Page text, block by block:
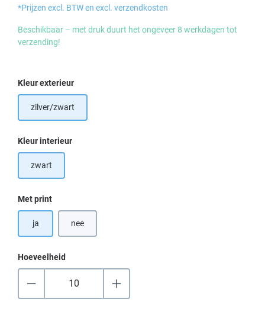
*Prijzen excl. BTW en excl. verzendkosten
Beschikbaar – met druk duurt het ongeveer 8 werkdagen tot
verzending!
Selecteer
Kleur exterieur
zilver/zwart
Selecteer
Kleur interieur
zwart
Selecteer
Met print
ja nee
Hoeveelheid